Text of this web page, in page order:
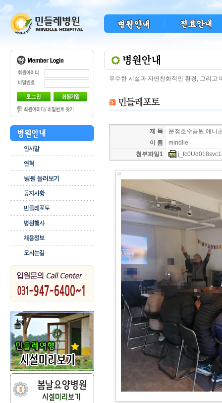
우수한 시설과 자연친화적인 환경, 그리고
제 목
운정호수공원,애니
이 름
mindlle
첨부파일1